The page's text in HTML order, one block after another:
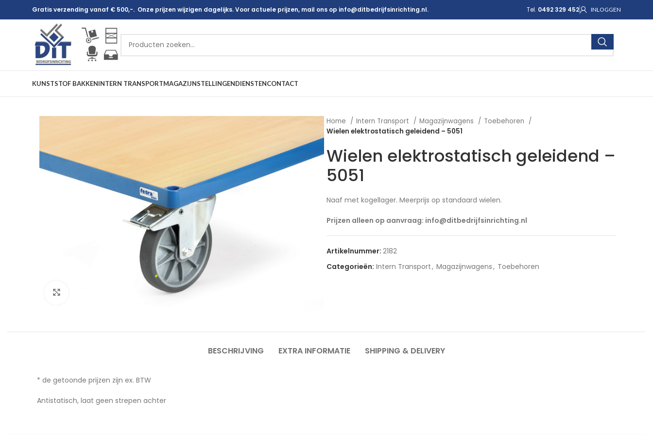
Gratis verzending vanaf € 500,-. Onze prijzen wijzigen dagelijks. Voor actuele prijzen, mail ons op info@ditbedrijfsinrichting.nl. Tel. 0492 329 452 INLOGGEN
KUNSTSTOF BAKKENINTERN TRANSPORTMAGAZIJNSTELLINGENDIENSTENCONTACT
Home Intern Transport Magazijnwagens
Toebehoren
Wielen elektrostatisch geleidend – 5051
Wielen elektrostatisch geleidend –
5051
Naaf met kogellager. Meerprijs op standaard wielen.
Prijzen alleen op aanvraag: info@ditbedrijfsinrichting.nl
Artikelnummer: 2182
Categorieën: Intern Transport, Magazijnwagens, Toebehoren
BESCHRIJVING EXTRA INFORMATIE SHIPPING & DELIVERY
* de getoonde prijzen zijn ex. BTW
Antistatisch, laat geen strepen achter